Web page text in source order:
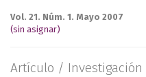
Vol. 21. Núm. 1. Mayo 2007
(sin asignar)
Artículo / Investigación